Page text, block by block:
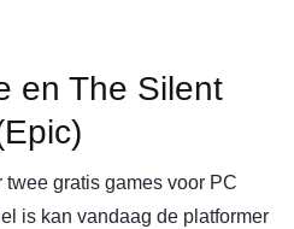
en The Silent
gratis games voor PC
is kan vandaag de platformer